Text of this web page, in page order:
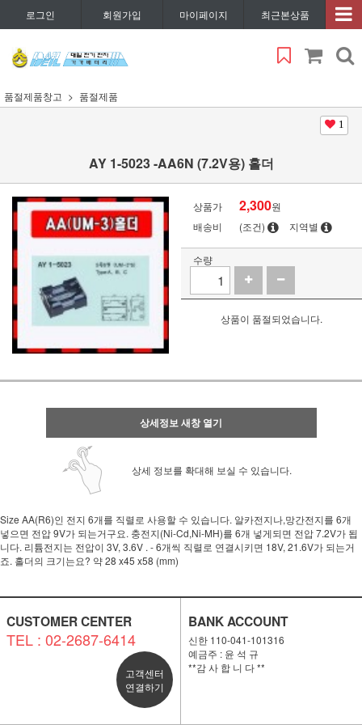
로그인 회원가입 마이페이지 최근본상품
품절제품창고 품절제품
1
AY 1-5023 -AA6N (7.2V용) 홀더
상품가 2,300원
배송비
(조건) 지역별
수량
상품이 품절되었습니다.
상세정보 새창 열기
상세 정보를 확대해 보실 수 있습니다.
Size AA(R6)인 전지 6개를 직렬로 사용할 수 있습니다. 알카전지나,망간전지를 6개
넣으면 전압 9V가 되는거구요. 충전지(Ni-Cd,Ni-MH)를 6개 넣게되면 전압 7.2V가 됩
니다. 리튬전지는 전압이 3V, 3.6V . - 6개씩 직렬로 연결시키면 18V, 21.6V가 되는거
죠. 홀더의 크기는요? 약 28 x45 x58 (mm)
CUSTOMER CENTER
TEL : 02-2687-6414
고객센터
연결하기
BANK ACCOUNT
신한 110-041-101316
예금주 : 윤 석 규
**감 사 합 니 다 **